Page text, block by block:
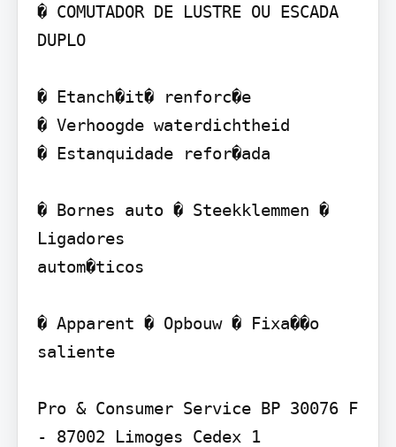
� COMUTADOR DE LUSTRE OU ESCADA
DUPLO
� Etanch�it� renforc�e
� Verhoogde waterdichtheid
� Estanquidade refor�ada
� Bornes auto � Steekklemmen �
Ligadores
autom�ticos
� Apparent � Opbouw � Fixa��o
saliente
Pro & Consumer Service BP 30076 F
- 87002 Limoges Cedex 1